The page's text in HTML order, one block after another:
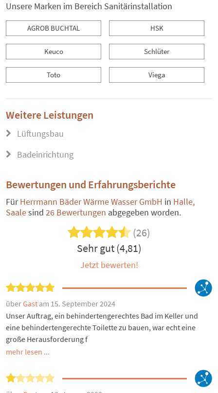
Unsere Marken im Bereich Sanitärinstallation
AGROB BUCHTAL HSK
Keuco Schlüter
Toto Viega
Weitere Leistungen
Lüftungsbau
Badeinrichtung
Bewertungen und Erfahrungsberichte
FürHerrmann Bäder Wärme Wasser GmbH in Halle,
Saalesind 26 Bewertungen abgegeben worden.
(26)
Sehr gut (4,81)
Jetzt bewerten!
überGast am 15. September 2024
Unser Auftrag, ein behindertengerechtes Bad im Keller und
eine behindertengerechte Toilette zu bauen, war echt eine
große Herausforderung f
mehr lesen ...